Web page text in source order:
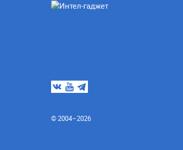
© 2004–2026